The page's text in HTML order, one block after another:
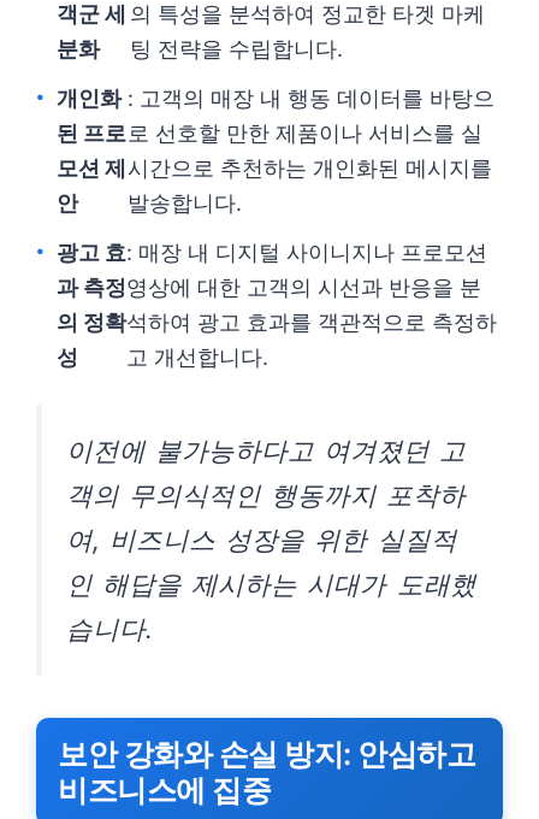
객군 세
분화
의 특성을 분석하여 정교한 타겟 마케
팅 전략을 수립합니다.
개인화
된 프로
모션 제
안
: 고객의 매장 내 행동 데이터를 바탕으
로 선호할 만한 제품이나 서비스를 실
시간으로 추천하는 개인화된 메시지를
발송합니다.
광고 효
과 측정
의 정확
성
: 매장 내 디지털 사이니지나 프로모션
영상에 대한 고객의 시선과 반응을 분
석하여 광고 효과를 객관적으로 측정하
고 개선합니다.
이전에 불가능하다고 여겨졌던 고
객의 무의식적인 행동까지 포착하
여, 비즈니스 성장을 위한 실질적
인 해답을 제시하는 시대가 도래했
습니다.
보안 강화와 손실 방지: 안심하고
비즈니스에 집중